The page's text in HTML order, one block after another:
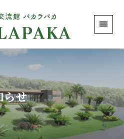
流館 パカラパカ
らせ